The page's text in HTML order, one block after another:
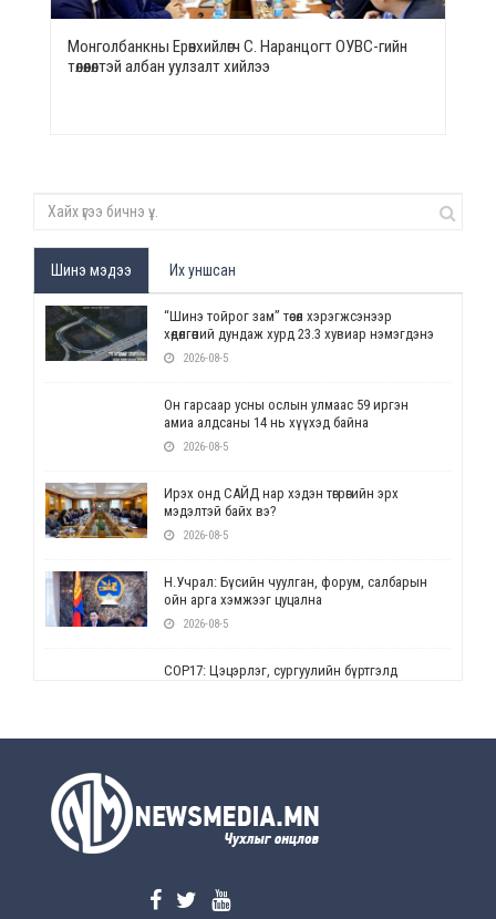
Монголбанкны Ерөнхийлөгч С. Наранцогт ОУВС-гийн
төлөөлөлтэй албан уулзалт хийлээ
Шинэ мэдээ Их уншсан
“Шинэ тойрог зам” төсөл хэрэгжсэнээр
хөдөлгөөний дундаж хурд 23.3 хувиар нэмэгдэнэ
2026-08-5
Он гарсаар усны ослын улмаас 59 иргэн
амиа алдсаны 14 нь хүүхэд байна
2026-08-5
Ирэх онд САЙД нар хэдэн төгрөгийн эрх
мэдэлтэй байх вэ?
2026-08-5
Н.Учрал: Бүсийн чуулган, форум, салбарын
ойн арга хэмжээг цуцална
2026-08-5
СОР17: Цэцэрлэг, сургуулийн бүртгэлд
2026-08-5
2026-08-5